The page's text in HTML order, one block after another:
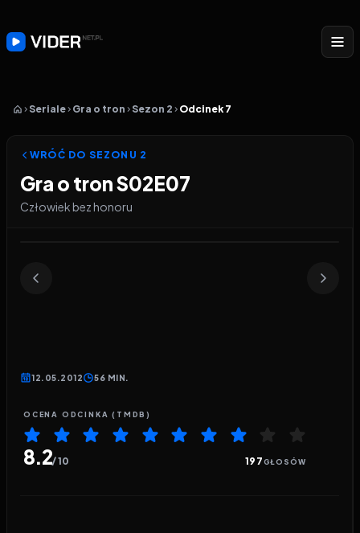
Seriale Gra o tron Sezon 2 Odcinek 7
WRÓĆ DO SEZONU 2
Gra o tron S02E07
Człowiek bez honoru
12.05.2012 56 MIN.
OCENA ODCINKA (TMDB)
8.2/ 10 197GŁOSÓW